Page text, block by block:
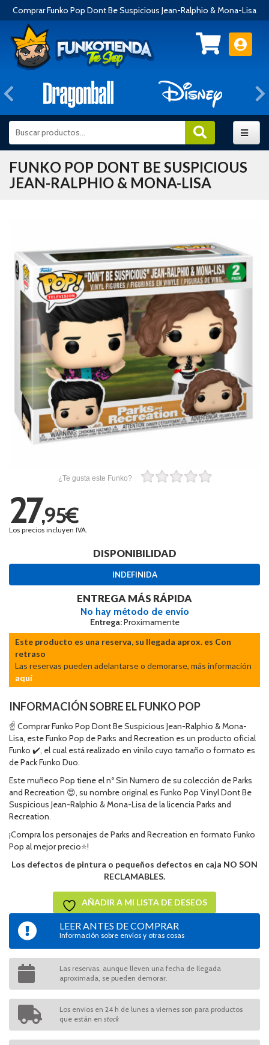
Comprar Funko Pop Dont Be Suspicious Jean-Ralphio & Mona-Lisa
Anterior
FUNKO POP DONT BE SUSPICIOUS
JEAN-RALPHIO & MONA-LISA
¿Te gusta este Funko?
27,95€
Los precios incluyen IVA.
DISPONIBILIDAD
INDEFINIDA
ENTREGA MÁS RÁPIDA
No hay método de envío
Entrega:Proximamente
Este producto es una reserva, su llegada aprox. es Con
retraso
Las reservas pueden adelantarse o demorarse, más información
aquí
INFORMACIÓN SOBRE EL FUNKO POP
☝ Comprar Funko Pop Dont Be Suspicious Jean-Ralphio & Mona-
Lisa, este Funko Pop de Parks and Recreation es un producto oficial
Funko ✔️, el cual está realizado en vinilo cuyo tamaño o formato es
de Pack Funko Duo.
Este muñeco Pop tiene el nº Sin Numero de su colección de Parks
and Recreation 😍, su nombre original es Funko Pop Vinyl Dont Be
Suspicious Jean-Ralphio & Mona-Lisa de la licencia Parks and
Recreation.
¡Compra los personajes de Parks and Recreation en formato Funko
Pop al mejor precio⭐!
Los defectos de pintura o pequeños defectos en caja NO SON
RECLAMABLES.
AÑADIR A MI LISTA DE DESEOS
LEER ANTES DE COMPRAR
Información sobre envíos y otras cosas
Las reservas, aunque lleven una fecha de llegada
aproximada, se pueden demorar.
Los envios en 24 h de lunes a viernes son para productos
que están en stock